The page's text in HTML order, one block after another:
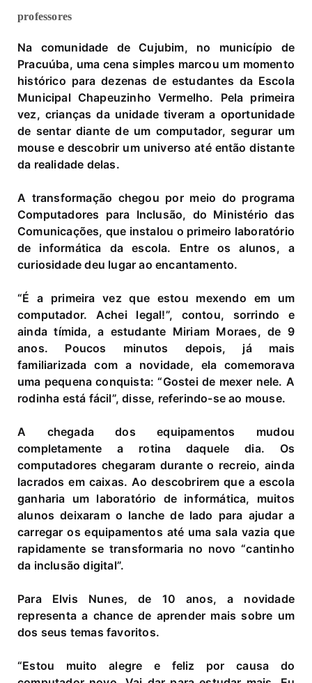
professores
Na comunidade de Cujubim, no município de
Pracuúba, uma cena simples marcou um momento
histórico para dezenas de estudantes da Escola
Municipal Chapeuzinho Vermelho. Pela primeira
vez, crianças da unidade tiveram a oportunidade
de sentar diante de um computador, segurar um
mouse e descobrir um universo até então distante
da realidade delas.
A transformação chegou por meio do programa
Computadores para Inclusão, do Ministério das
Comunicações, que instalou o primeiro laboratório
de informática da escola. Entre os alunos, a
curiosidade deu lugar ao encantamento.
“É a primeira vez que estou mexendo em um
computador. Achei legal!”, contou, sorrindo e
ainda tímida, a estudante Miriam Moraes, de 9
anos. Poucos minutos depois, já mais
familiarizada com a novidade, ela comemorava
uma pequena conquista: “Gostei de mexer nele. A
rodinha está fácil”, disse, referindo-se ao mouse.
A chegada dos equipamentos mudou
completamente a rotina daquele dia. Os
computadores chegaram durante o recreio, ainda
lacrados em caixas. Ao descobrirem que a escola
ganharia um laboratório de informática, muitos
alunos deixaram o lanche de lado para ajudar a
carregar os equipamentos até uma sala vazia que
rapidamente se transformaria no novo “cantinho
da inclusão digital”.
Para Elvis Nunes, de 10 anos, a novidade
representa a chance de aprender mais sobre um
dos seus temas favoritos.
“Estou muito alegre e feliz por causa do